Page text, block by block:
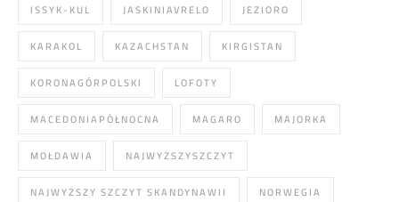
ISSYK-KUL JASKINIAVRELO JEZIORO
KARAKOL KAZACHSTAN KIRGISTAN
KORONAGÓRPOLSKI LOFOTY
MACEDONIAPÓŁNOCNA MAGARO MAJORKA
MOŁDAWIA NAJWYŻSZYSZCZYT
NAJWYŻSZY SZCZYT SKANDYNAWII NORWEGIA